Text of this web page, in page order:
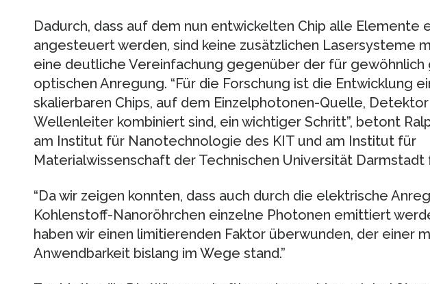
Dadurch, dass auf dem nun entwickelten Chip alle Elemente
angesteuert werden, sind keine zusätzlichen Lasersysteme
eine deutliche Vereinfachung gegenüber der für
optischen Anregung. “Für die Forschung ist die Entwicklung
skalierbaren Chips, auf dem Einzelphotonen-Quelle,
Wellenleiter kombiniert sind, ein wichtiger Schritt”, betont
am Institut für Nanotechnologie des KIT und am Institut für
Materialwissenschaft der Technischen Universität Darmstadt
“Da wir zeigen konnten, dass auch durch die elektrische
Kohlenstoff-Nanoröhrchen einzelne Photonen emittiert
haben wir einen limitierenden Faktor überwunden, der einer
Anwendbarkeit bislang im Wege stand.”